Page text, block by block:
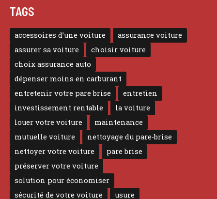
TAGS
accessoires d’une voiture
assurance voiture
assurer sa voiture
choisir voiture
choix assurance auto
dépenser moins en carburant
entretenir votre pare brise
entretien
investissement rentable
la voiture
louer votre voiture
maintenance
mutuelle voiture
nettoyage du pare-brise
nettoyer votre voiture
pare brise
préserver votre voiture
solution pour économiser
sécurité de votre voiture
usure